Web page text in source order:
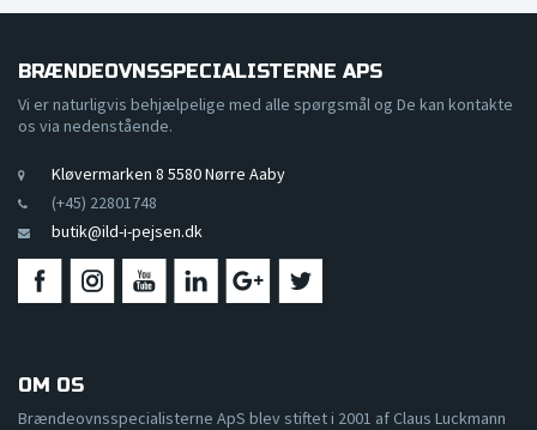
BRÆNDEOVNSSPECIALISTERNE APS
Vi er naturligvis behjælpelige med alle spørgsmål og De kan kontakte
os via nedenstående.
Kløvermarken 8 5580 Nørre Aaby
(+45) 22801748
butik@ild-i-pejsen.dk
OM OS
Brændeovnsspecialisterne ApS blev stiftet i 2001 af Claus Luckmann